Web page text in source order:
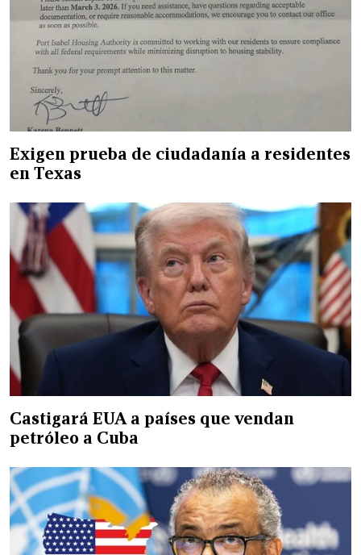
Exigen prueba de ciudadanía a residentes
en Texas
Castigará EUA a países que vendan
petróleo a Cuba